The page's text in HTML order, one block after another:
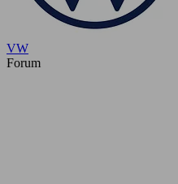
VW
Forum